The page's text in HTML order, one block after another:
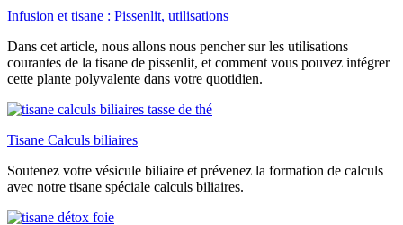
Infusion et tisane : Pissenlit, utilisations
Dans cet article, nous allons nous pencher sur les utilisations
courantes de la tisane de pissenlit, et comment vous pouvez intégrer
cette plante polyvalente dans votre quotidien.
Tisane Calculs biliaires
Soutenez votre vésicule biliaire et prévenez la formation de calculs
avec notre tisane spéciale calculs biliaires.